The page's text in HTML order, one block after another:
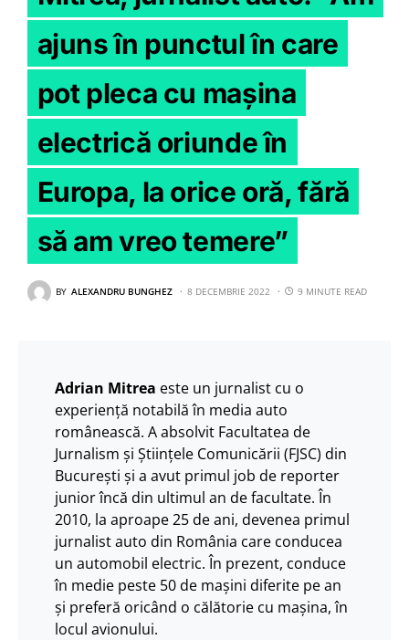
ajuns în punctul în care
pot pleca cu mașina
electrică oriunde în
Europa, la orice oră, fără
să am vreo temere”
BY ALEXANDRU BUNGHEZ 8 DECEMBRIE 2022 9 MINUTE READ
Adrian Mitrea este un jurnalist cu o
experiență notabilă în media auto
românească. A absolvit Facultatea de
Jurnalism și Științele Comunicării (FJSC) din
București și a avut primul job de reporter
junior încă din ultimul an de facultate. În
2010, la aproape 25 de ani, devenea primul
jurnalist auto din România care conducea
un automobil electric. În prezent, conduce
în medie peste 50 de mașini diferite pe an
și preferă oricând o călătorie cu mașina, în
locul avionului.